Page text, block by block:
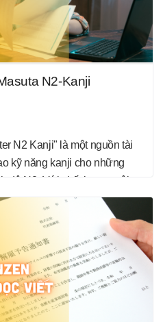
N2-Kanji
N2 Kanji" là một nguồn tài
kỹ năng kanji cho những
độ N2. Với chất lượng nội
nghiệp, tài liệu này cung
pháp học hiệu quả để
tạp.